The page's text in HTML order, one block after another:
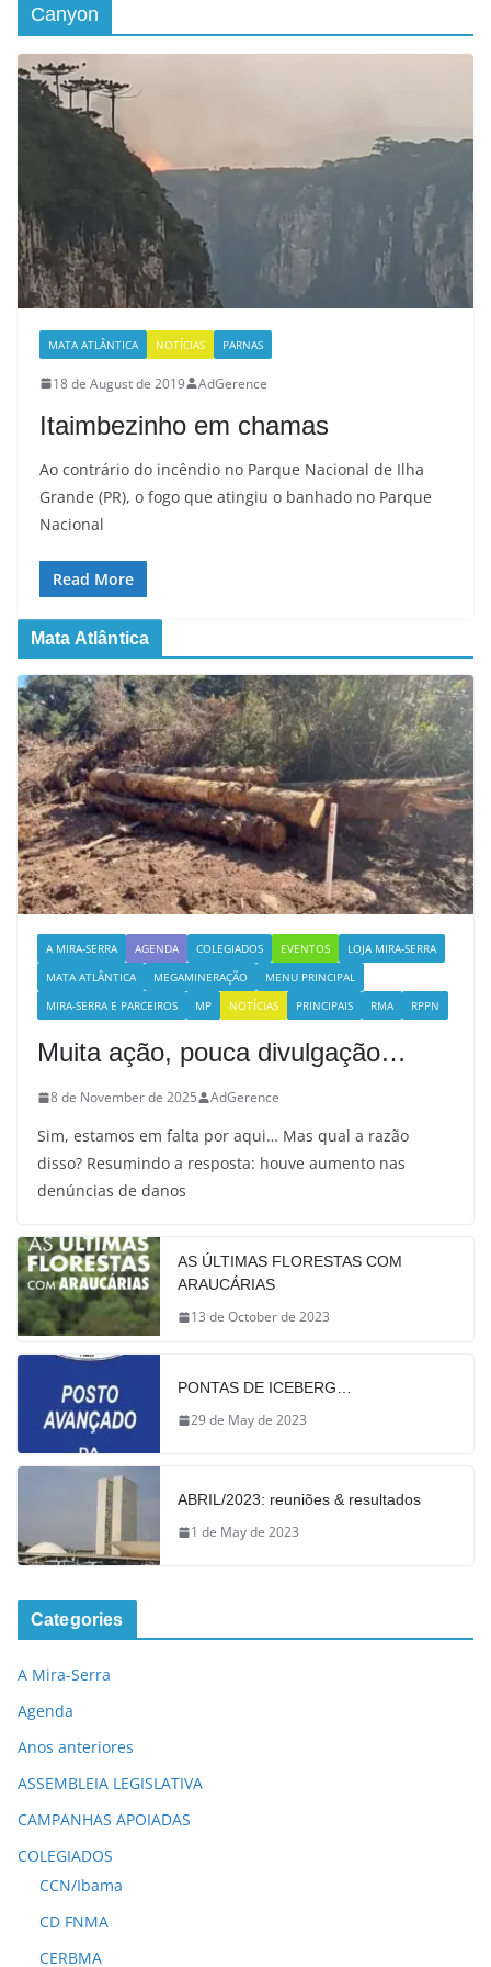
Canyon
MATA ATLÂNTICA NOTÍCIAS PARNAS
18 de August de 2019 AdGerence
Itaimbezinho em chamas
Ao contrário do incêndio no Parque Nacional de Ilha
Grande (PR), o fogo que atingiu o banhado no Parque
Nacional
Read More
Mata Atlântica
A MIRA-SERRA AGENDA COLEGIADOS EVENTOS
LOJA MIRA-SERRA
MATA ATLÂNTICA
MEGAMINERAÇÃO
MENU PRINCIPAL
MIRA-SERRA E PARCEIROS
MP NOTÍCIAS PRINCIPAIS RMA RPPN
Muita ação, pouca divulgação…
8 de November de 2025 AdGerence
Sim, estamos em falta por aqui… Mas qual a razão
disso? Resumindo a resposta: houve aumento nas
denúncias de danos
AS ÚLTIMAS FLORESTAS COM
ARAUCÁRIAS
13 de October de 2023
PONTAS DE ICEBERG…
29 de May de 2023
ABRIL/2023: reuniões & resultados
1 de May de 2023
Categories
A Mira-Serra
Agenda
Anos anteriores
ASSEMBLEIA LEGISLATIVA
CAMPANHAS APOIADAS
COLEGIADOS
CCN/Ibama
CD FNMA
CERBMA